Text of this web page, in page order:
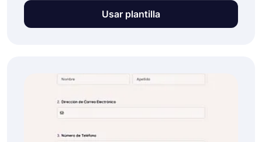
Esta plantilla gratuita de formulario de pedido
de camisetas permite a las empresas recibir y
Usar plantilla